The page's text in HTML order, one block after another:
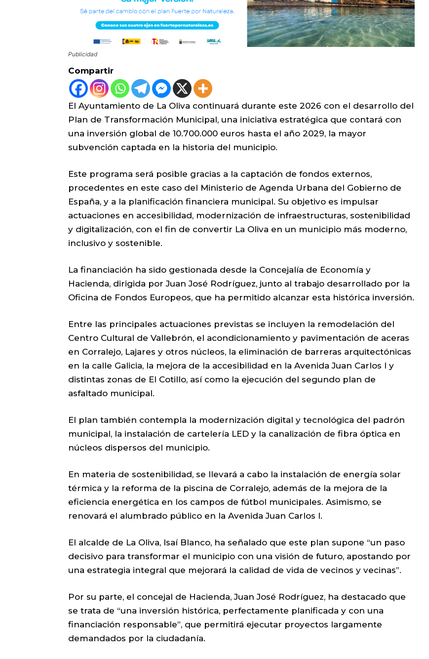
Publicidad
Compartir
El Ayuntamiento de La Oliva continuará durante este 2026 con el desarrollo del
Plan de Transformación Municipal, una iniciativa estratégica que contará con
una inversión global de 10.700.000 euros hasta el año 2029, la mayor
subvención captada en la historia del municipio.
Este programa será posible gracias a la captación de fondos externos,
procedentes en este caso del Ministerio de Agenda Urbana del Gobierno de
España, y a la planificación financiera municipal. Su objetivo es impulsar
actuaciones en accesibilidad, modernización de infraestructuras, sostenibilidad
y digitalización, con el fin de convertir La Oliva en un municipio más moderno,
inclusivo y sostenible.
La financiación ha sido gestionada desde la Concejalía de Economía y
Hacienda, dirigida por Juan José Rodríguez, junto al trabajo desarrollado por la
Oficina de Fondos Europeos, que ha permitido alcanzar esta histórica inversión.
Entre las principales actuaciones previstas se incluyen la remodelación del
Centro Cultural de Vallebrón, el acondicionamiento y pavimentación de aceras
en Corralejo, Lajares y otros núcleos, la eliminación de barreras arquitectónicas
en la calle Galicia, la mejora de la accesibilidad en la Avenida Juan Carlos I y
distintas zonas de El Cotillo, así como la ejecución del segundo plan de
asfaltado municipal.
El plan también contempla la modernización digital y tecnológica del padrón
municipal, la instalación de cartelería LED y la canalización de fibra óptica en
núcleos dispersos del municipio.
En materia de sostenibilidad, se llevará a cabo la instalación de energía solar
térmica y la reforma de la piscina de Corralejo, además de la mejora de la
eficiencia energética en los campos de fútbol municipales. Asimismo, se
renovará el alumbrado público en la Avenida Juan Carlos I.
El alcalde de La Oliva, Isaí Blanco, ha señalado que este plan supone “un paso
decisivo para transformar el municipio con una visión de futuro, apostando por
una estrategia integral que mejorará la calidad de vida de vecinos y vecinas”.
Por su parte, el concejal de Hacienda, Juan José Rodríguez, ha destacado que
se trata de “una inversión histórica, perfectamente planificada y con una
financiación responsable”, que permitirá ejecutar proyectos largamente
demandados por la ciudadanía.